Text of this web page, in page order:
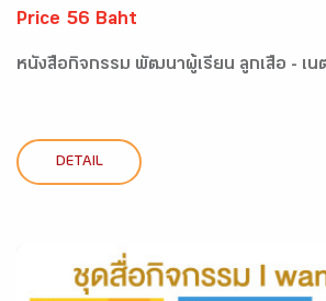
Price 56 Baht
หนังสือกิจกรรม พัฒนาผู้เรียน ลูกเสือ - เน
DETAIL